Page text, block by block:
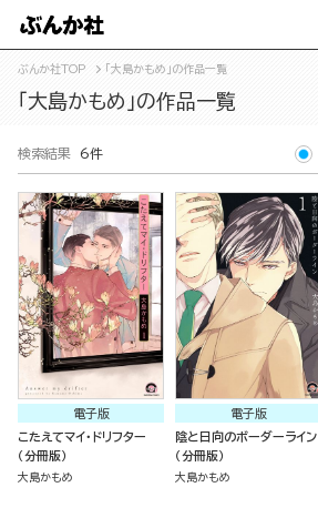
ぶんか社TOP 「大島かもめ」の作品一覧
「大島かもめ」の作品一覧
検索結果 6件
電子版
こたえてマイ・ドリフター
（分冊版）
大島かもめ
電子版
陰と日向のボーダーライン
（分冊版）
大島かもめ